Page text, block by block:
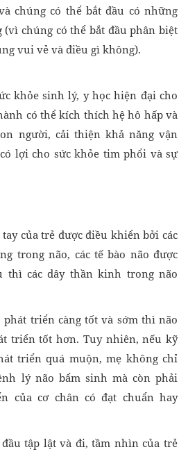
chúng có thể bắt đầu có những
chúng có thể bắt đầu phân biệt
vui vẻ và điều gì không).
khỏe sinh lý, y học hiện đại cho
có thể kích thích hệ hô hấp và
người, cải thiện khả năng vận
lợi cho sức khỏe tim phổi và sự
tay của trẻ được điều khiển bởi các
trong não, các tế bào não được
thì các dây thần kinh trong não
triển càng tốt và sớm thì não
triển tốt hơn. Tuy nhiên, nếu kỹ
triển quá muộn, mẹ không chỉ
lý não bẩm sinh mà còn phải
của cơ chân có đạt chuẩn hay
tập lật và đi, tầm nhìn của trẻ